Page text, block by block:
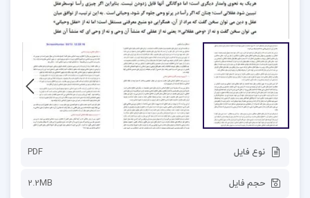
نوع فایل PDF
حجم فایل 2.2MB